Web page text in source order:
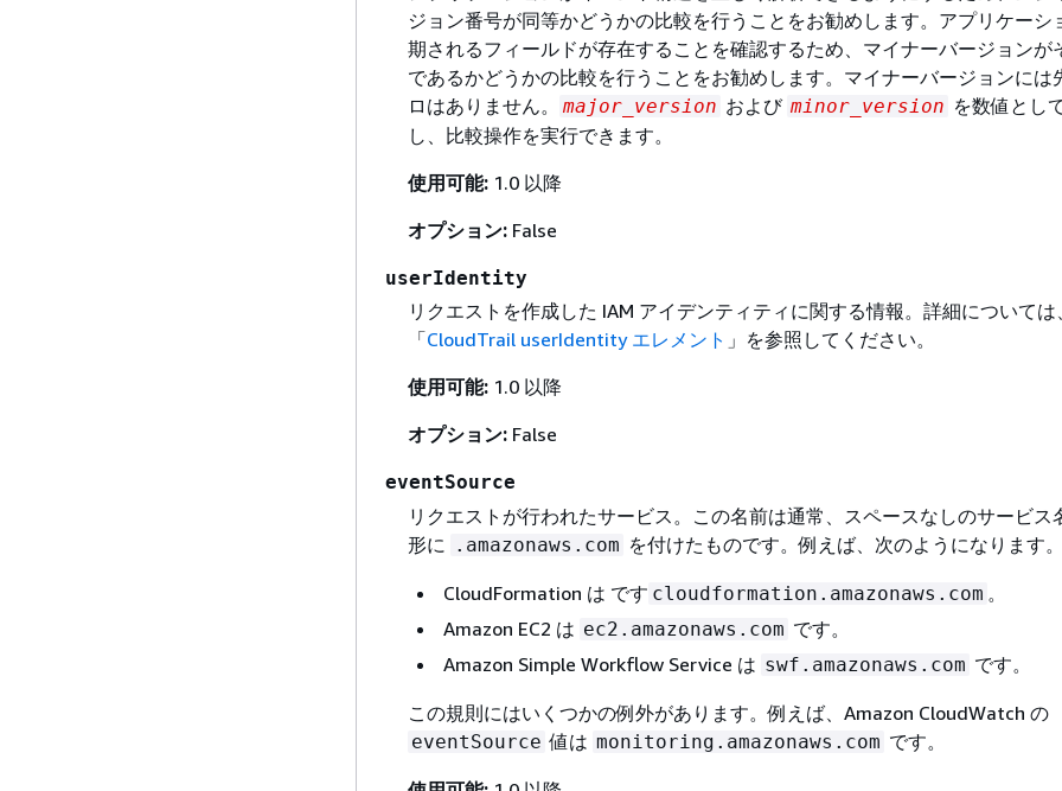
ジョン番号が同等かどうかの比較を行うことをお勧めします。アプリケーシ
期されるフィールドが存在することを確認するため、マイナーバージョンが
であるかどうかの比較を行うことをお勧めします。マイナーバージョンには
ロはありません。
major_version および minor_version を数値とし
し、比較操作を実行できます。
使用可能:1.0 以降
オプション:False
userIdentity
リクエストを作成した IAM アイデンティティに関する情報。詳細については、
「CloudTrail userIdentity エレメント 」を参照してください。
使用可能:1.0 以降
オプション:False
eventSource
リクエストが行われたサービス。この名前は通常、スペースなしのサービス
形に
.amazonaws.com を付けたものです。例えば、次のようになります。
CloudFormation は です cloudformation.amazonaws.com 。
Amazon EC2 は ec2.amazonaws.com です。
Amazon Simple Workflow Service は swf.amazonaws.com です。
この規則にはいくつかの例外があります。例えば、Amazon CloudWatch の
eventSource 値は monitoring.amazonaws.com です。